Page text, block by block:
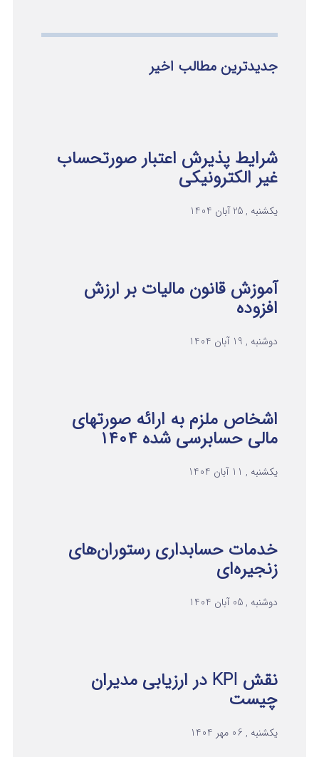
جدیدترین مطالب اخیر
شرایط پذیرش اعتبار صورتحساب
غیر الکترونیکی
یکشنبه , 25 آبان 1404
آموزش قانون مالیات بر ارزش
افزوده
دوشنبه , 19 آبان 1404
اشخاص ملزم به ارائه صورتهای
مالی حسابرسی شده ۱۴۰۴
یکشنبه , 11 آبان 1404
خدمات حسابداری رستوران‌های
زنجیره‌ای
دوشنبه , 05 آبان 1404
نقش KPI در ارزیابی مدیران
چیست
یکشنبه , 06 مهر 1404